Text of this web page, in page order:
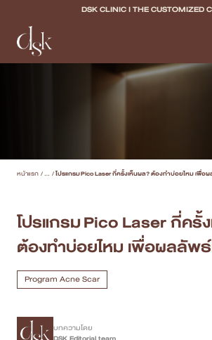
DSK CLINIC I THE CUSTOMIZED
Program Filler & Lifting
Program Acne Scar
Program Skin Quality
Program Body Confidence
แพทย์ของเรา
หน้าแรก /... /โปรแกรม Pico Laser กี่ครั้งเห็นผล? ต้องทำบ่อยไหม เพื่อ
โปรแกรม Pico Laser กี่ครั้
ต้องทำบ่อยไหม เพื่อผลลัพ
Program Acne Scar
บทความโดย